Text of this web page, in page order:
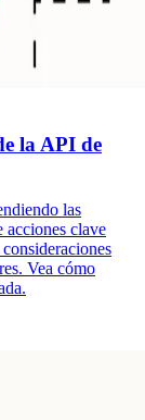
la API de
las
acciones clave
Vea cómo